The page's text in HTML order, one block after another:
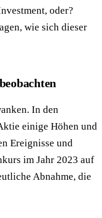
oder?
wie sich dieser
In den
einige Höhen und
Ereignisse und
im Jahr 2023 auf
Abnahme, die